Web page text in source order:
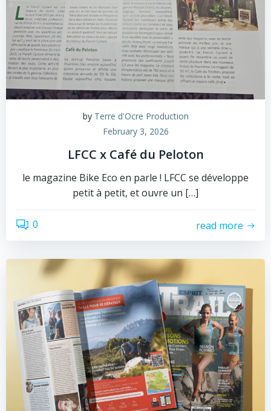
by Terre d'Ocre Production
February 3, 2026
LFCC x Café du Peloton
le magazine Bike Eco en parle ! LFCC se développe
petit à petit, et ouvre un […]
0 read more